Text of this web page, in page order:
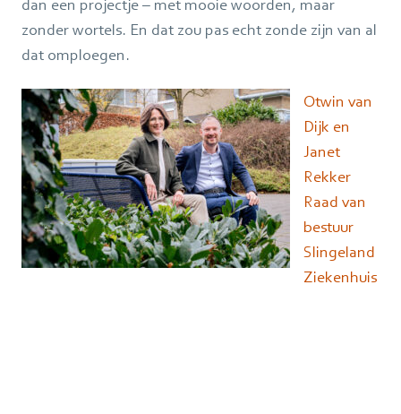
dan een projectje – met mooie woorden, maar
zonder wortels. En dat zou pas echt zonde zijn van al
dat omploegen.
Otwin van
Dijk en
Janet
Rekker
Raad van
bestuur
Slingeland
Ziekenhuis